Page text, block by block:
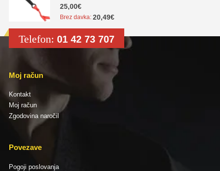
5.00out of 5
25,00€
Brez davka: 20,49€
Telefon: 01 42 73 707
Moj račun
Kontakt
Moj račun
Zgodovina naročil
Povezave
Pogoji poslovanja